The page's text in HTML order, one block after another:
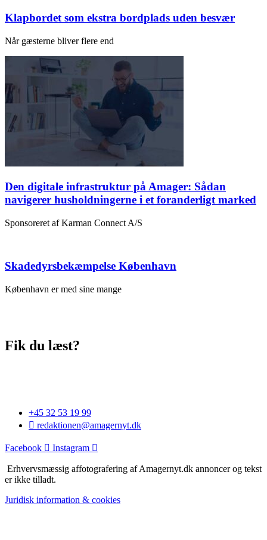
Klapbordet som ekstra bordplads uden besvær
Når gæsterne bliver flere end
Den digitale infrastruktur på Amager: Sådan
navigerer husholdningerne i et foranderligt marked
Sponsoreret af Karman Connect A/S
Skadedyrsbekæmpelse København
København er med sine mange
Fik du læst?
+45 32 53 19 99
redaktionen@amagernyt.dk
Facebook Instagram
Erhvervsmæssig affotografering af Amagernyt.dk annoncer og tekst
er ikke tilladt.
Juridisk information & cookies